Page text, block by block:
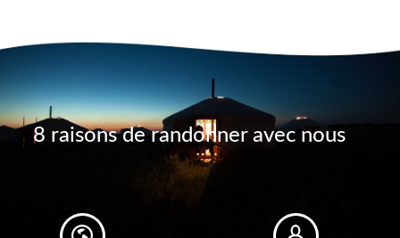
8 raisons de randonner avec nous